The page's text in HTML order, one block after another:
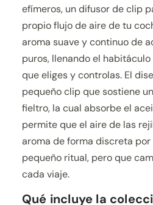
efímeros, un difusor de clip
propio flujo de aire de tu
aroma suave y continuo de
puros, llenando el
que eliges y controlas. El
pequeño clip que sostiene
fieltro, la cual absorbe el
permite que el aire de las
aroma de forma discreta por
pequeño ritual, pero que
cada viaje.
Qué incluye la